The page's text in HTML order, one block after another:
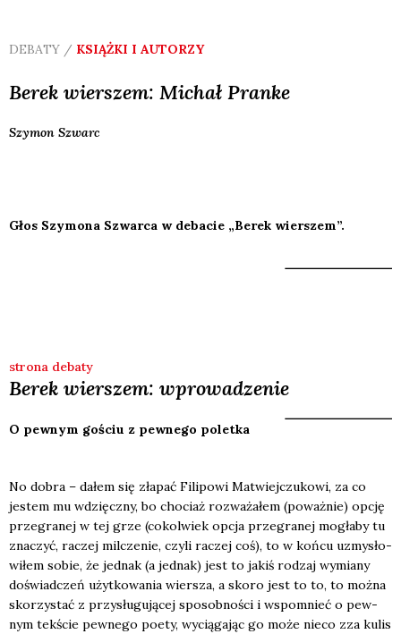
DEBATY / KSIĄŻKI I AUTORZY
Berek wierszem: Michał Pranke
Szymon Szwarc
Głos Szymona Szwarca w debacie „Berek wierszem”.
strona debaty
Berek wierszem: wprowadzenie
O pew­nym gościu z pew­ne­go polet­ka
No dobra – dałem się zła­pać Fili­po­wi Matwiej­czu­ko­wi, za co
jestem mu wdzięcz­ny, bo cho­ciaż roz­wa­ża­łem (poważ­nie) opcję
prze­gra­nej w tej grze (cokol­wiek opcja prze­gra­nej mogła­by tu
zna­czyć, raczej mil­cze­nie, czy­li raczej coś), to w koń­cu uzmy­sło­
wi­łem sobie, że jed­nak (a jed­nak) jest to jakiś rodzaj wymia­ny
doświad­czeń użyt­ko­wa­nia wier­sza, a sko­ro jest to to, to moż­na
sko­rzy­stać z przy­słu­gu­ją­cej spo­sob­no­ści i wspo­mnieć o pew­
nym tek­ście pew­ne­go poety, wycią­ga­jąc go może nie­co zza kulis